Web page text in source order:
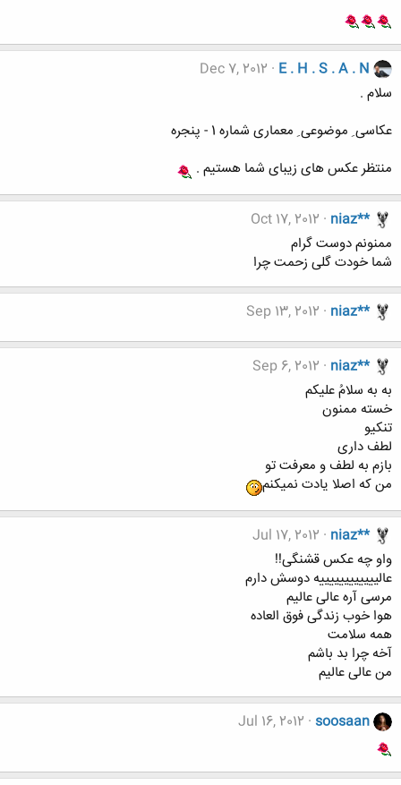
E . H . S . A . N
Dec 7, 2012
سلام .
عکاسی ِ موضوعی ِ معماری شماره 1 - پنجره
منتظر عکس های زیبای شما هستیم .
niaz**
Oct 17, 2012
ممنونم دوست گرام
شما خودت گلی زحمت چرا
niaz**
Sep 13, 2012
niaz**
Sep 6, 2012
به به سلامُ علیکم
خسته ممنون
تنکیو
لطف داری
بازم به لطف و معرفت تو
من که اصلا یادت نمیکنم
niaz**
Jul 17, 2012
واو چه عکس قشنگی!!
عالییییییییییییه دوسش دارم
مرسی آره عالی عالیم
هوا خوب زندگی فوق العاده
همه سلامت
آخه چرا بد باشم
من عالی عالیم
soosaan
Jul 16, 2012